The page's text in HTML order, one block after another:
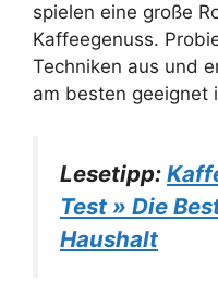
spielen eine große
Kaffeegenuss.
Techniken aus und
am besten geeignet
Lesetipp:
Test » Die
Haushalt